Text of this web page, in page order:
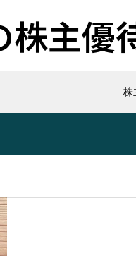
株主優
株